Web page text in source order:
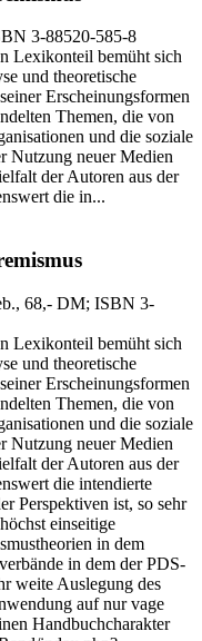
3-88520-585-8
Lexikonteil bemüht sich
und theoretische
Erscheinungsformen
Themen, die von
und die soziale
Nutzung neuer Medien
der Autoren aus der
die in...
68,- DM; ISBN 3-
Lexikonteil bemüht sich
und theoretische
Erscheinungsformen
Themen, die von
und die soziale
Nutzung neuer Medien
der Autoren aus der
die intendierte
Perspektiven ist, so sehr
einseitige
in dem
in dem der PDS-
weite Auslegung des
auf nur vage
Handbuchcharakter